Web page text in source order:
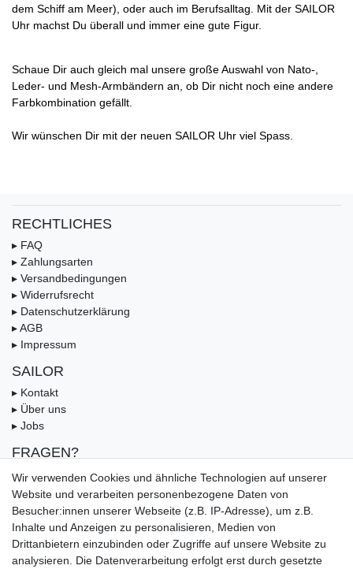
dem Schiff am Meer), oder auch im Berufsalltag. Mit der SAILOR
Uhr machst Du überall und immer eine gute Figur.
Schaue Dir auch gleich mal unsere große Auswahl von Nato-,
Leder- und Mesh-Armbändern an, ob Dir nicht noch eine andere
Farbkombination gefällt.
Wir wünschen Dir mit der neuen SAILOR Uhr viel Spass.
RECHTLICHES
▸ FAQ
▸ Zahlungsarten
▸ Versandbedingungen
▸ Widerrufsrecht
▸ Datenschutzerklärung
▸ AGB
▸ Impressum
SAILOR
▸ Kontakt
▸ Über uns
▸ Jobs
FRAGEN?
▸ FAQ
▸ Zahlungsarten
▸ Versandbedingungen
▸ Gutschein
UNSERE ZAHLUNGSMÖGLICKEITEN
Wir verwenden Cookies und ähnliche Technologien auf unserer
Website und verarbeiten personenbezogene Daten von
Besucher:innen unserer Webseite (z.B. IP-Adresse), um z.B.
Inhalte und Anzeigen zu personalisieren, Medien von
Drittanbietern einzubinden oder Zugriffe auf unsere Website zu
analysieren. Die Datenverarbeitung erfolgt erst durch gesetzte